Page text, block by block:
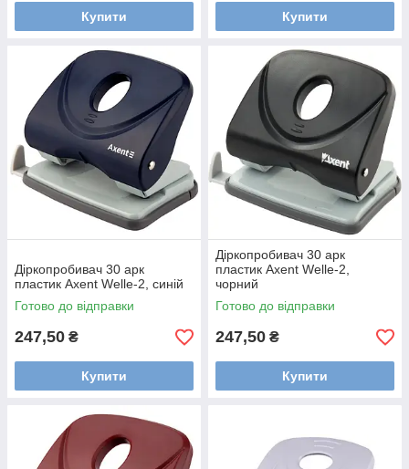
Купити Купити
Діркопробивач 30 арк
пластик Axent Welle-2, синій
Готово до відправки
247,50 ₴
Купити
Діркопробивач 30 арк
пластик Axent Welle-2,
чорний
Готово до відправки
247,50 ₴
Купити